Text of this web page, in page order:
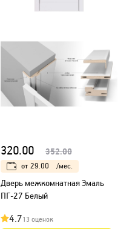
320.00 352.00
от 29.00 /мес.
Дверь межкомнатная Эмаль
ПГ-27 Белый
4.713 оценок